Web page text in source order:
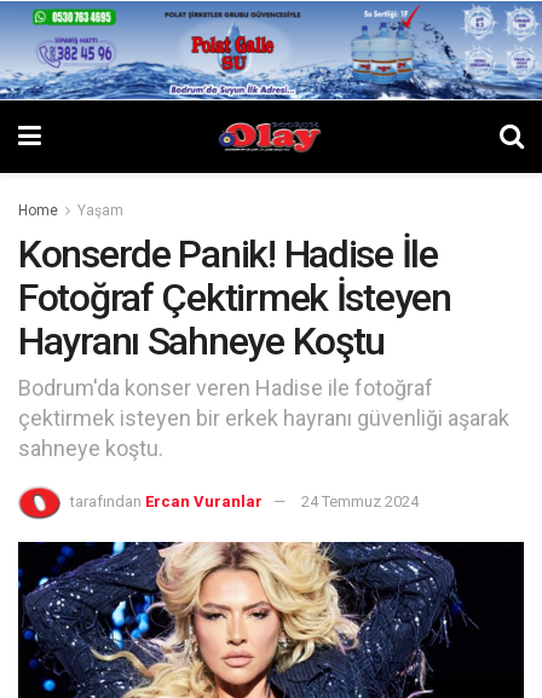
Home Yaşam
Konserde Panik! Hadise İle
Fotoğraf Çektirmek İsteyen
Hayranı Sahneye Koştu
Bodrum'da konser veren Hadise ile fotoğraf
çektirmek isteyen bir erkek hayranı güvenliği aşarak
sahneye koştu.
tarafından Ercan Vuranlar 24 Temmuz 2024